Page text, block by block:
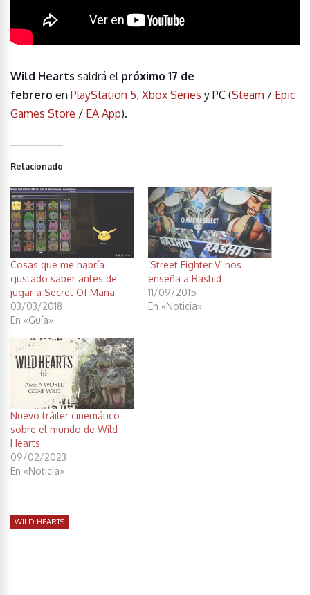
Wild Hearts saldrá el próximo 17 de
febrero en PlayStation 5, Xbox Series y PC (Steam / Epic
Games Store / EA App).
Relacionado
Cosas que me habría
gustado saber antes de
jugar a Secret Of Mana
03/03/2018
En «Guía»
‘Street Fighter V’ nos
enseña a Rashid
11/09/2015
En «Noticia»
Nuevo tráiler cinemático
sobre el mundo de Wild
Hearts
09/02/2023
En «Noticia»
WILD HEARTS